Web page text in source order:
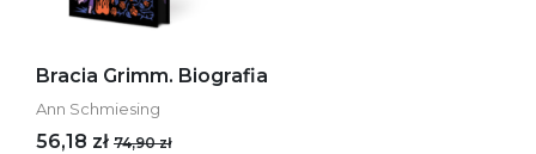
Bracia Grimm. Biografia
Ann Schmiesing
56,18 zł 74,90 zł